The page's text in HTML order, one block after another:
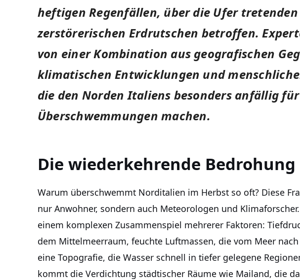
heftigen Regenfällen, über die Ufer tretenden
zerstörerischen Erdrutschen betroffen.
von einer Kombination aus geografischen
klimatischen Entwicklungen und
die den Norden Italiens besonders anfällig für
Überschwemmungen machen.
Die wiederkehrende
Warum überschwemmt Norditalien im Herbst so oft? Diese
nur Anwohner, sondern auch Meteorologen und
einem komplexen Zusammenspiel mehrerer Faktoren:
dem Mittelmeerraum, feuchte Luftmassen, die vom Meer
eine Topografie, die Wasser schnell in tiefer gelegene
kommt die Verdichtung städtischer Räume wie Mailand, die